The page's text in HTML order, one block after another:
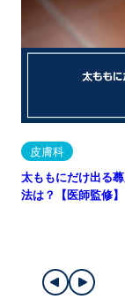
皮膚科
太ももにだけ出る
法は？【医師監修】